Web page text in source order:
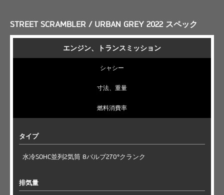
STREET SCRAMBLER / URBAN GREY 2022 スペック
エンジン、トランスミッション
シャシー
寸法、重量
燃料消費率
タイプ
水冷SOHC並列2気筒 8バルブ270°クランク
排気量